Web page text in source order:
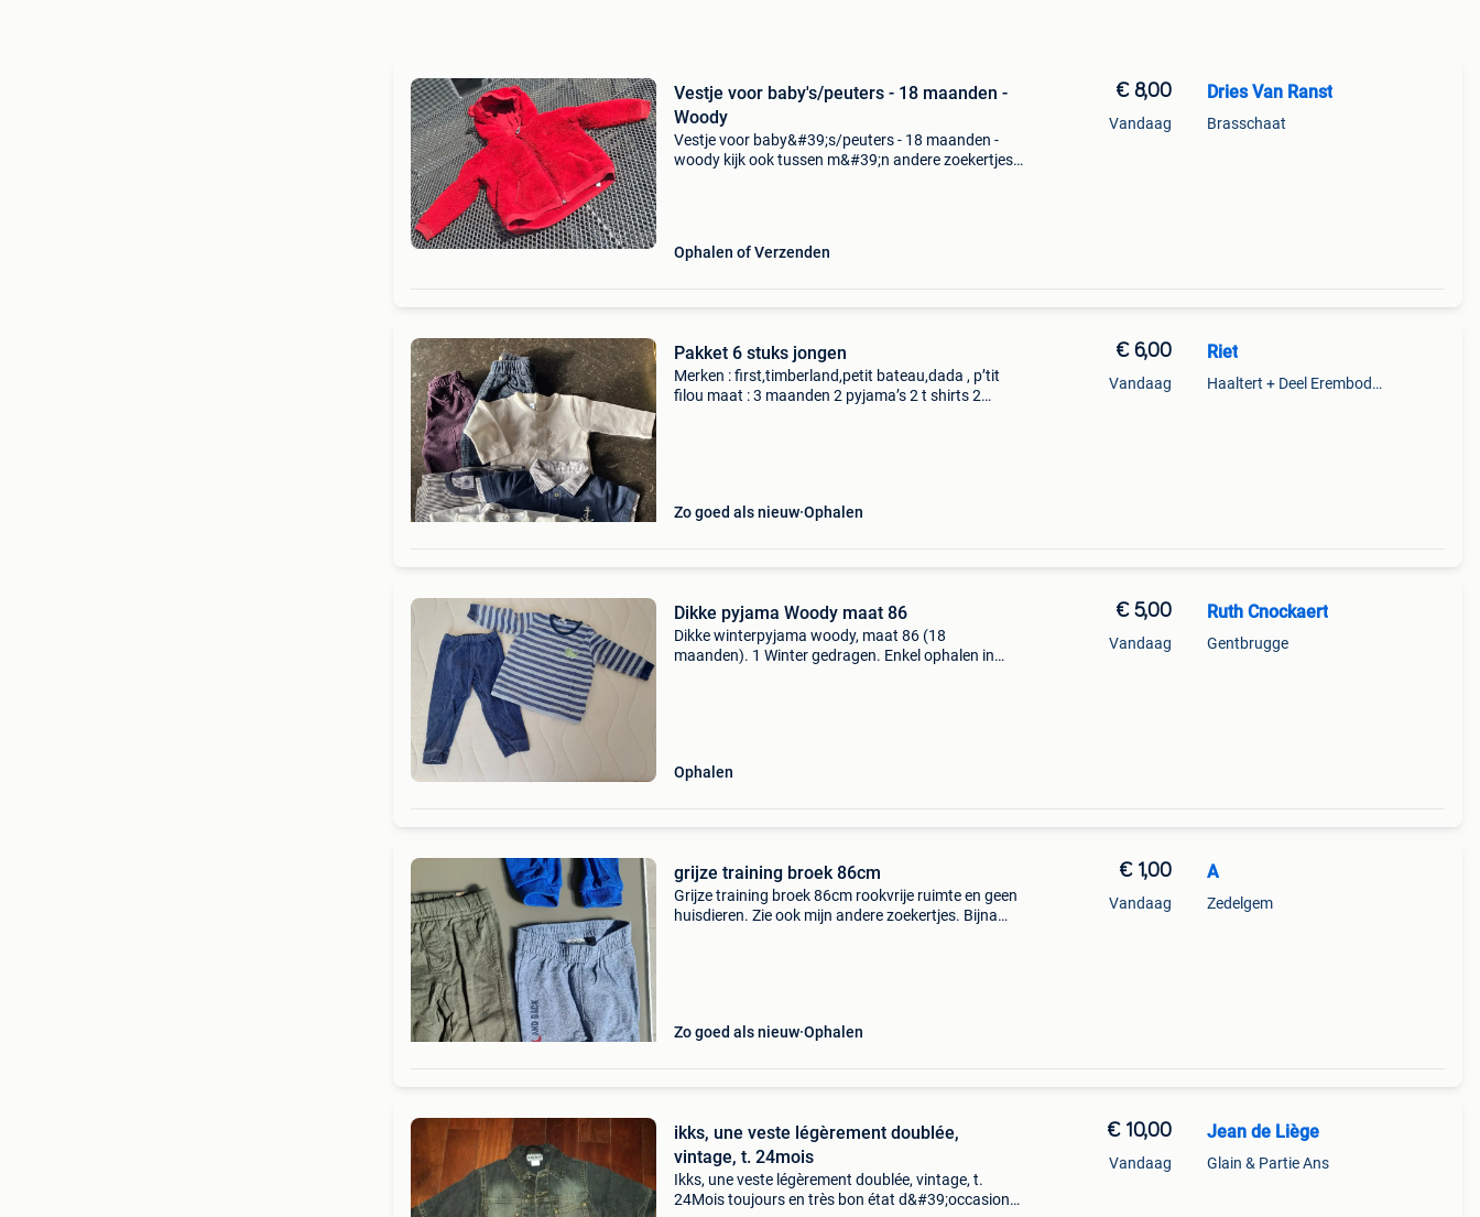
Vestje voor baby's/peuters - 18 maanden -
Woody
Vestje voor baby&#39;s/peuters - 18 maanden -
woody kijk ook tussen m&#39;n andere zoekertjes
Ophalen of Verzenden
€ 8,00
Vandaag
Dries Van Ranst
Brasschaat
Pakket 6 stuks jongen
Merken : first,timberland,petit bateau,dada , p’tit
filou maat : 3 maanden 2 pyjama’s 2 t shirts 2
Zo goed als nieuw Ophalen
€ 6,00
Vandaag
Riet
Haaltert + Deel Erembodegem
Dikke pyjama Woody maat 86
Dikke winterpyjama woody, maat 86 (18
maanden). 1 Winter gedragen. Enkel ophalen in
Ophalen
€ 5,00
Vandaag
Ruth Cnockaert
Gentbrugge
grijze training broek 86cm
Grijze training broek 86cm rookvrije ruimte en geen
huisdieren. Zie ook mijn andere zoekertjes. Bijna
Zo goed als nieuw Ophalen
€ 1,00
Vandaag
A
Zedelgem
ikks, une veste légèrement doublée,
vintage, t. 24mois
Ikks, une veste légèrement doublée, vintage, t.
24Mois toujours en très bon état d&#39;occasion
€ 10,00
Vandaag
Jean de Liège
Glain & Partie Ans